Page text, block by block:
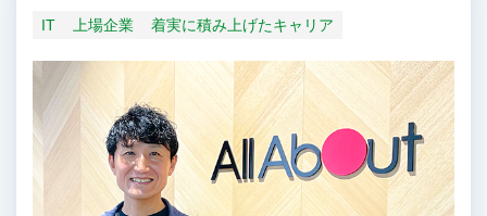
IT 上場企業 着実に積み上げたキャリア